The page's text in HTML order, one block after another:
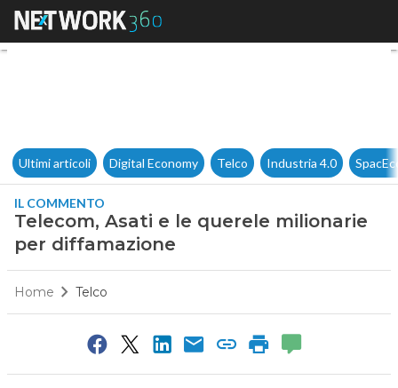
Telecom, Asati e le querele
Ultimi articoli Digital Economy Telco Industria 4.0
IL COMMENTO
Telecom, Asati e le querele milionarie
per diffamazione
Home Telco